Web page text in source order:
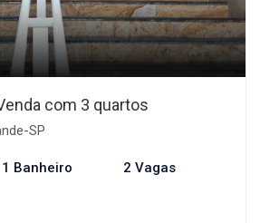
com 3 quartos
SP
1 Banheiro 2 Vagas